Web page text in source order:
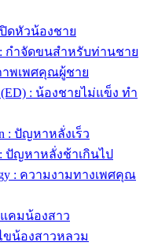
ปิดหัวน้องชาย
: กำจัดขนสำหรับท่านชาย
ภาพเพศคุณผู้ชาย
(ED) : น้องชายไม่แข็ง ทำ
: ปัญหาหลั่งเร็ว
: ปัญหาหลั่งช้าเกินไป
: ความงามทางเพศคุณ
แคมน้องสาว
ไขน้องสาวหลวม